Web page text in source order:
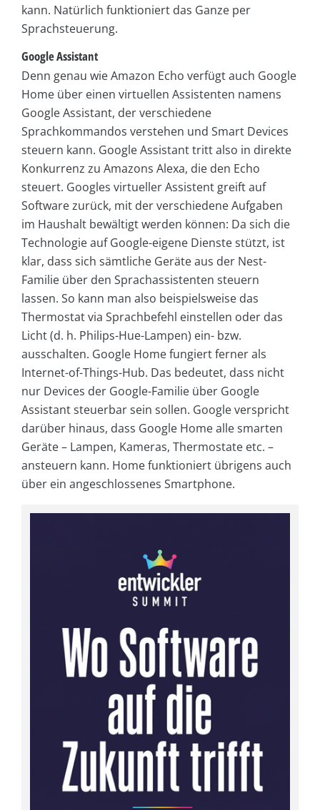
kann. Natürlich funktioniert das Ganze per
Sprachsteuerung.
Google Assistant
Denn genau wie Amazon Echo verfügt auch Google
Home über einen virtuellen Assistenten namens
Google Assistant, der verschiedene
Sprachkommandos verstehen und Smart Devices
steuern kann. Google Assistant tritt also in direkte
Konkurrenz zu Amazons Alexa, die den Echo
steuert. Googles virtueller Assistent greift auf
Software zurück, mit der verschiedene Aufgaben
im Haushalt bewältigt werden können: Da sich die
Technologie auf Google-eigene Dienste stützt, ist
klar, dass sich sämtliche Geräte aus der Nest-
Familie über den Sprachassistenten steuern
lassen. So kann man also beispielsweise das
Thermostat via Sprachbefehl einstellen oder das
Licht (d. h. Philips-Hue-Lampen) ein- bzw.
ausschalten. Google Home fungiert ferner als
Internet-of-Things-Hub. Das bedeutet, dass nicht
nur Devices der Google-Familie über Google
Assistant steuerbar sein sollen. Google verspricht
darüber hinaus, dass Google Home alle smarten
Geräte – Lampen, Kameras, Thermostate etc. –
ansteuern kann. Home funktioniert übrigens auch
über ein angeschlossenes Smartphone.